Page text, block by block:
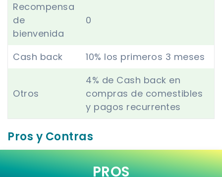
Recompensa
de
bienvenida
0
Cash back 10% los primeros 3 meses
Otros
4% de Cash back en
compras de comestibles
y pagos recurrentes
Pros y Contras
PROS